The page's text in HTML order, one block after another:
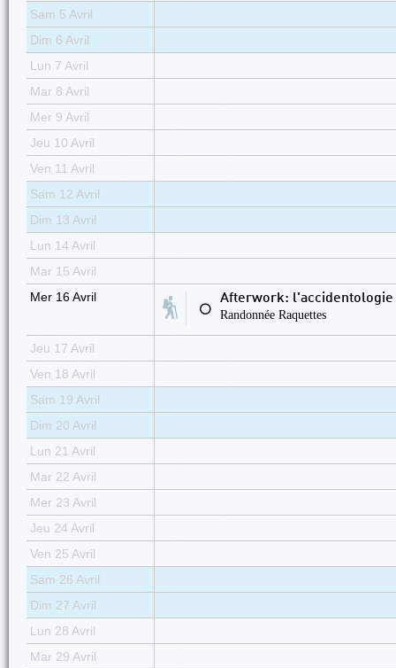
Sam 5 Avril
Dim 6 Avril
Lun 7 Avril
Mar 8 Avril
Mer 9 Avril
Jeu 10 Avril
Ven 11 Avril
Sam 12 Avril
Dim 13 Avril
Lun 14 Avril
Mar 15 Avril
Mer 16 Avril
⚪
Afterwork: l'accidentologie
Randonnée Raquettes
Jeu 17 Avril
Ven 18 Avril
Sam 19 Avril
Dim 20 Avril
Lun 21 Avril
Mar 22 Avril
Mer 23 Avril
Jeu 24 Avril
Ven 25 Avril
Sam 26 Avril
Dim 27 Avril
Lun 28 Avril
Mar 29 Avril